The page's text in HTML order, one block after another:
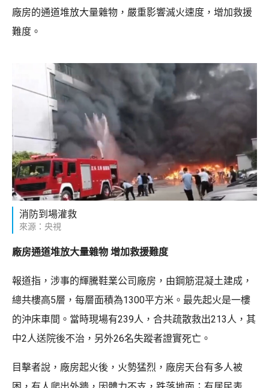
廠房的通道堆放大量雜物，嚴重影響滅火速度，增加救援
難度。
消防到場灌救
來源：央視
廠房通道堆放大量雜物 增加救援難度
報道指，涉事的輝騰鞋業公司廠房，由鋼筋混凝土建成，
總共樓高5層，每層面積為1300平方米。最先起火是一樓
的沖床車間。當時現場有239人，合共疏散救出213人，其
中2人送院後不治，另外26名失蹤者證實死亡。
目擊者說，廠房起火後，火勢猛烈，廠房天台有多人被